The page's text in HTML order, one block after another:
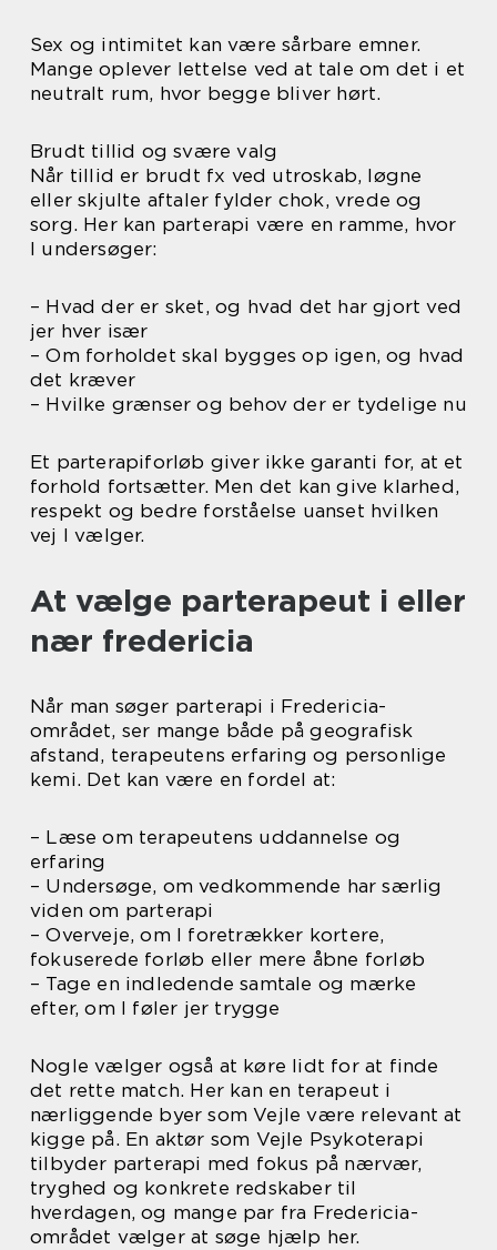
Sex og intimitet kan være sårbare emner.
Mange oplever lettelse ved at tale om det i et
neutralt rum, hvor begge bliver hørt.
Brudt tillid og svære valg
Når tillid er brudt fx ved utroskab, løgne
eller skjulte aftaler fylder chok, vrede og
sorg. Her kan parterapi være en ramme, hvor
I undersøger:
– Hvad der er sket, og hvad det har gjort ved
jer hver især
– Om forholdet skal bygges op igen, og hvad
det kræver
– Hvilke grænser og behov der er tydelige nu
Et parterapiforløb giver ikke garanti for, at et
forhold fortsætter. Men det kan give klarhed,
respekt og bedre forståelse uanset hvilken
vej I vælger.
At vælge parterapeut i eller
nær fredericia
Når man søger parterapi i Fredericia-
området, ser mange både på geografisk
afstand, terapeutens erfaring og personlige
kemi. Det kan være en fordel at:
– Læse om terapeutens uddannelse og
erfaring
– Undersøge, om vedkommende har særlig
viden om parterapi
– Overveje, om I foretrækker kortere,
fokuserede forløb eller mere åbne forløb
– Tage en indledende samtale og mærke
efter, om I føler jer trygge
Nogle vælger også at køre lidt for at finde
det rette match. Her kan en terapeut i
nærliggende byer som Vejle være relevant at
kigge på. En aktør som Vejle Psykoterapi
tilbyder parterapi med fokus på nærvær,
tryghed og konkrete redskaber til
hverdagen, og mange par fra Fredericia-
området vælger at søge hjælp her.